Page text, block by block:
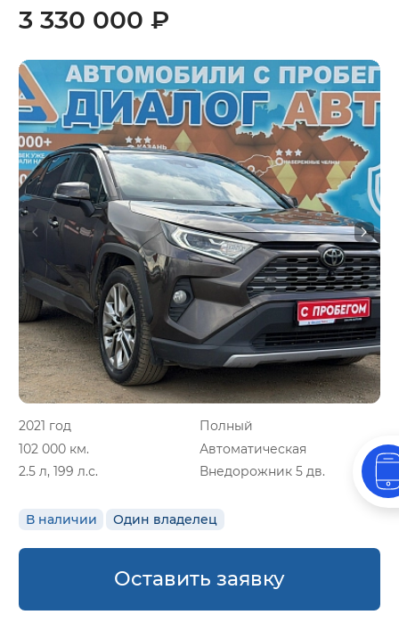
2021 год
Полный
102 000 км.
Автоматическая
2.5 л, 199 л.с.
Внедорожник 5 дв.
В наличии Один владелец
3 330 000 ₽
Оставить заявку